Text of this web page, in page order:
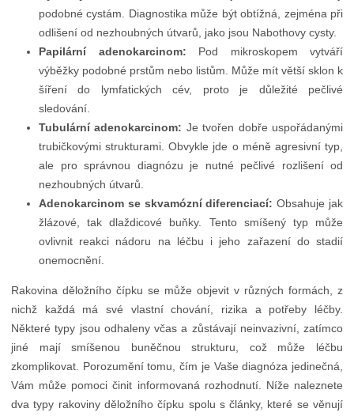
podobné cystám. Diagnostika může být obtížná, zejména při
odlišení od nezhoubných útvarů, jako jsou Nabothovy cysty.
Papilární adenokarcinom: Pod mikroskopem vytváří
výběžky podobné prstům nebo listům. Může mít větší sklon k
šíření do lymfatických cév, proto je důležité pečlivé
sledování.
Tubulární adenokarcinom: Je tvořen dobře uspořádanými
trubičkovými strukturami. Obvykle jde o méně agresivní typ,
ale pro správnou diagnózu je nutné pečlivé rozlišení od
nezhoubných útvarů.
Adenokarcinom se skvamózní diferenciací: Obsahuje jak
žlázové, tak dlaždicové buňky. Tento smíšený typ může
ovlivnit reakci nádoru na léčbu i jeho zařazení do stadií
onemocnění.
Rakovina děložního čípku se může objevit v různých formách, z
nichž každá má své vlastní chování, rizika a potřeby léčby.
Některé typy jsou odhaleny včas a zůstávají neinvazivní, zatímco
jiné mají smíšenou buněčnou strukturu, což může léčbu
zkomplikovat. Porozumění tomu, čím je Vaše diagnóza jedinečná,
Vám může pomoci činit informovaná rozhodnutí. Níže naleznete
dva typy rakoviny děložního čípku spolu s články, které se věnují